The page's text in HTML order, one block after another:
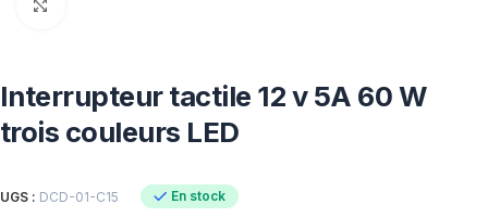
Interrupteur tactile 12 v 5A 60 W
trois couleurs LED
UGS : DCD-01-C15 En stock